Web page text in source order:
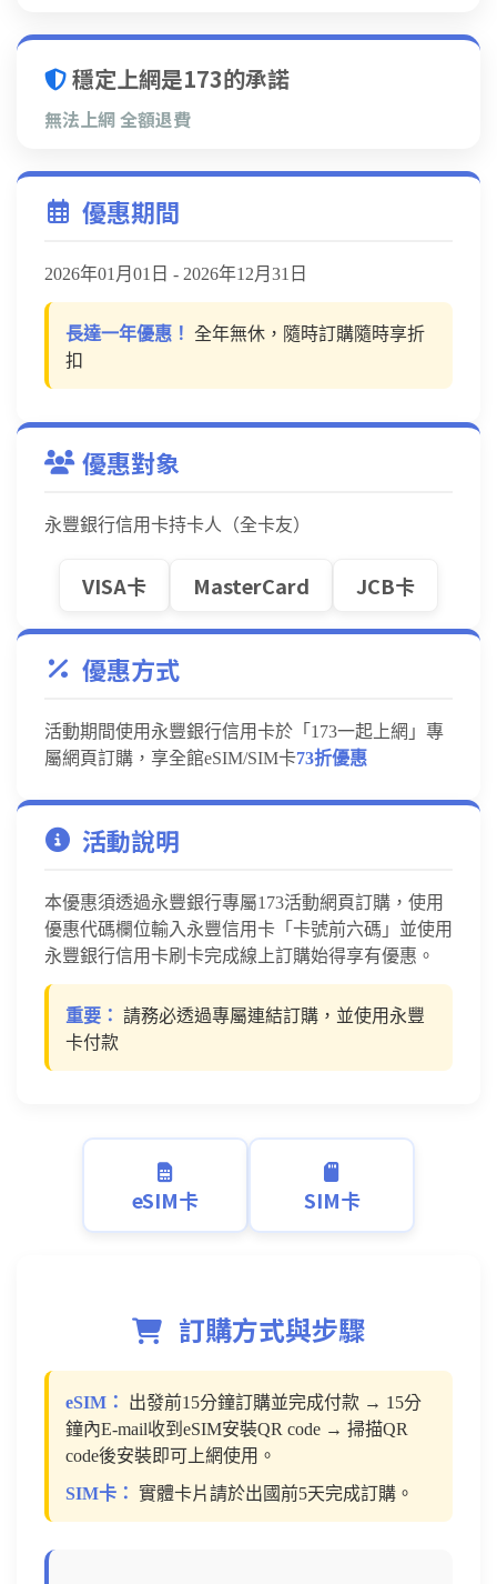
穩定上網是173的承諾
無法上網 全額退費
優惠期間
2026年01月01日 - 2026年12月31日
長達一年優惠！ 全年無休，隨時訂購隨時享折
扣
優惠對象
永豐銀行信用卡持卡人 （全卡友）
VISA卡 MasterCard JCB卡
優惠方式
活動期間使用 永豐銀行信用卡於 「173一起上網」專
屬網頁訂購，享全館eSIM/SIM卡73折優惠
活動說明
本優惠須透過永豐銀行專屬173活動網頁訂購，使用
優惠代碼欄位輸入永豐信用卡「卡號前六碼」並使用
永豐銀行信用卡刷卡完成線上訂購始得享有優惠 。
重要： 請務必透過專屬連結訂購，並使用 永豐
卡付款
eSIM卡 SIM卡
訂購方式與步驟
eSIM：
出發前15分鐘訂購並完成付款 → 15分
鐘內E-mail收到eSIM安裝QR code → 掃描QR
code後安裝即可上網使用。
SIM卡： 實體卡片請於出國前5天完成訂購。